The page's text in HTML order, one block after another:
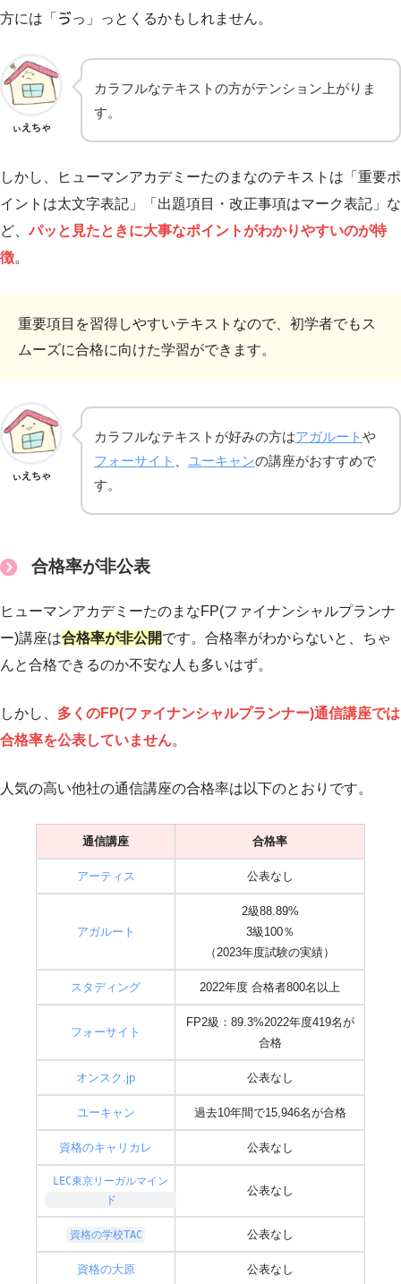
方には「ゔっ」っとくるかもしれません。
ぃえちゃ
カラフルなテキストの方がテンション上がりま
す。
しかし、ヒューマンアカデミーたのまなのテキストは「重要ポ
イントは太文字表記」「出題項目・改正事項はマーク表記」な
ど、 パッと見たときに大事なポイントがわかりやすいのが特
徴。
重要項目を習得しやすいテキストなので、初学者でもス
ムーズに合格に向けた学習ができます。
ぃえちゃ
カラフルなテキストが好みの方はアガルートや
フォーサイト
ユーキャンの講座がおすすめで
す。
合格率が非公表
ヒューマンアカデミーたのまなFP(ファイナンシャルプランナ
ー)講座は合格率が非公開です。合格率がわからないと、ちゃ
んと合格できるのか不安な人も多いはず。
しかし、 多くのFP(ファイナンシャルプランナー)通信講座では
合格率を公表していません。
人気の高い他社の通信講座の合格率は以下のとおりです。
通信講座 合格率
アーティス 公表なし
アガルート
2級88.89%
3級100％
（2023年度試験の実績）
スタディング 2022年度 合格者800名以上
フォーサイト
FP2級：89.3%2022年度419名が
合格
オンスク.jp 公表なし
ユーキャン 過去10年間で15,946名が合格
資格のキャリカレ 公表なし
LEC東京リーガルマイン
ド
公表なし
資格の学校TAC 公表なし
資格の大原 公表なし